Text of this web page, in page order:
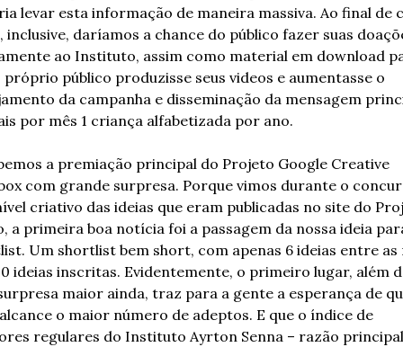
levar esta informação de maneira massiva. Ao final de
inclusive, daríamos a chance do público fazer suas
ao Instituto, assim como material em download
próprio público produzisse seus videos e aumentasse o
da campanha e disseminação da mensagem
por mês 1 criança alfabetizada por ano.
a premiação principal do Projeto Google Creative
com grande surpresa. Porque vimos durante o
criativo das ideias que eram publicadas no site do
a primeira boa notícia foi a passagem da nossa ideia
Um shortlist bem short, com apenas 6 ideias entre as
ideias inscritas. Evidentemente, o primeiro lugar, além
maior ainda, traz para a gente a esperança de
o maior número de adeptos. E que o índice de
regulares do Instituto Ayrton Senna – razão